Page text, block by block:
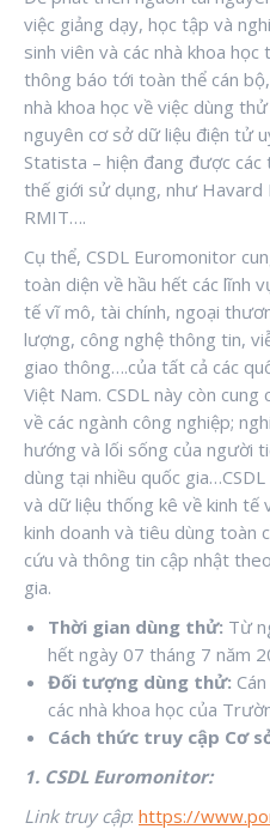
việc giảng dạy, học tập và
sinh viên và các nhà khoa
thông báo tới toàn thể cán
nhà khoa học về việc dùng
nguyên cơ sở dữ liệu điện tử
Statista – hiện đang được
thế giới sử dụng, như Havard
RMIT….
Cụ thể, CSDL Euromonitor
toàn diện về hầu hết các lĩnh
tế vĩ mô, tài chính, ngoại
lượng, công nghệ thông tin,
giao thông….của tất cả các
Việt Nam. CSDL này còn
về các ngành công nghiệp;
hướng và lối sống của người
dùng tại nhiều quốc
và dữ liệu thống kê về kinh
kinh doanh và tiêu dùng toàn
cứu và thông tin cập nhật
gia.
Thời gian dùng thử: Từ
hết ngày 07 tháng 7 năm
Đối tượng dùng thử:
các nhà khoa học của
Cách thức truy cập Cơ
1. CSDL Euromonitor:
Link truy cập: https://